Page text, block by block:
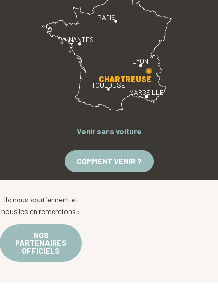
PARIS
LYON
TOULOUSE
MARSEILLE
NANTES
CHARTREUSE
Venir sans voiture
COMMENT VENIR ?
Ils nous soutiennent et
nous les en remercions :
NOS
PARTENAIRES
OFFICIELS